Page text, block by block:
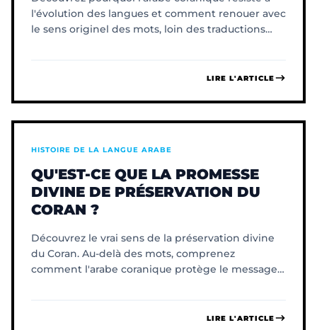
l'évolution des langues et comment renouer avec
le sens originel des mots, loin des traductions
LIRE L'ARTICLE
HISTOIRE DE LA LANGUE ARABE
QU'EST-CE QUE LA PROMESSE
DIVINE DE PRÉSERVATION DU
CORAN ?
Découvrez le vrai sens de la préservation divine
du Coran. Au-delà des mots, comprenez
comment l'arabe coranique protège le message
LIRE L'ARTICLE